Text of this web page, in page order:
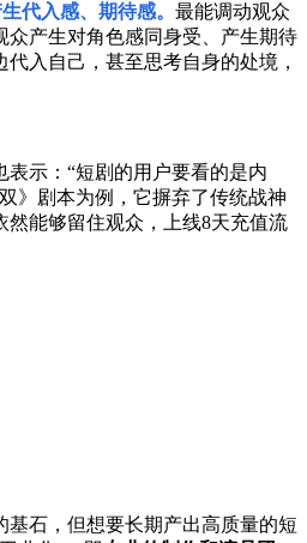
代入感、期待感。 最能调动观众
众产生对角色感同身受、产生期待
入自己，甚至思考自身的处境，
表示：“短剧的用户要看的是内
》 剧本为例，它摒弃了传统战神
然能够留住观众，上线8天充值流
基石，但想要长期产出高质量的短